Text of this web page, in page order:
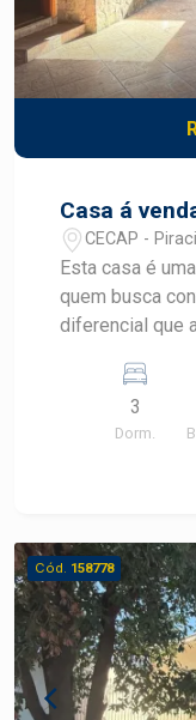
Casa á
CECAP -
Esta casa é
quem busca
diferencial que
m²; 2
ótimo espaço
Cozinha com
área
distribuídos e
espaços. A
para receber
independente
para a
3
Dorm.
Cód. 158778